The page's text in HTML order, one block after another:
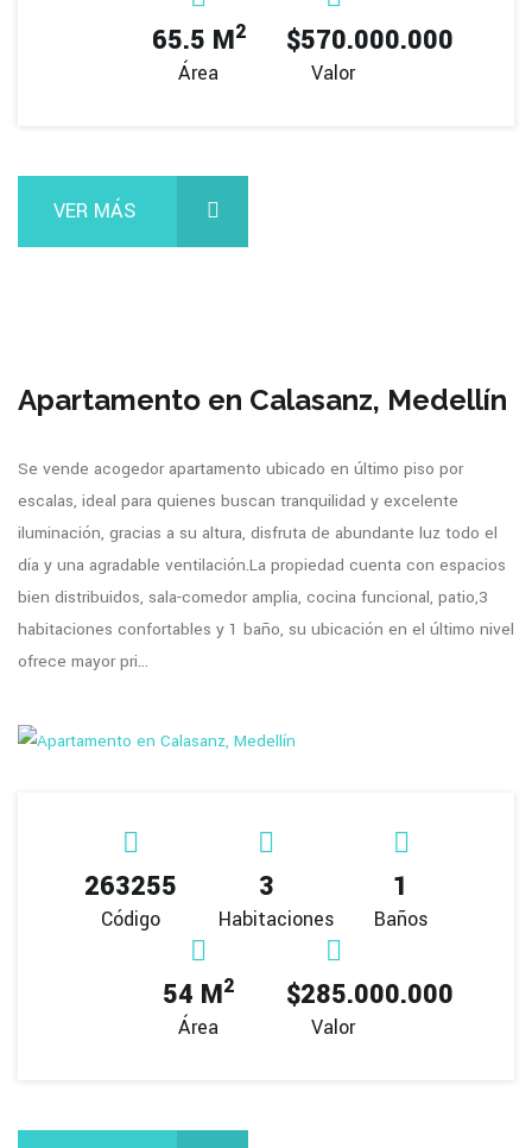
65.5 M2
Área
$570.000.000
Valor
VER MÁS
Apartamento en Calasanz, Medellín
Se vende acogedor apartamento ubicado en último piso por
escalas, ideal para quienes buscan tranquilidad y excelente
iluminación, gracias a su altura, disfruta de abundante luz todo el
día y una agradable ventilación.La propiedad cuenta con espacios
bien distribuidos, sala-comedor amplia, cocina funcional, patio,3
habitaciones confortables y 1 baño, su ubicación en el último nivel
ofrece mayor pri...
263255
Código
3
Habitaciones
1
Baños
54 M2
Área
$285.000.000
Valor